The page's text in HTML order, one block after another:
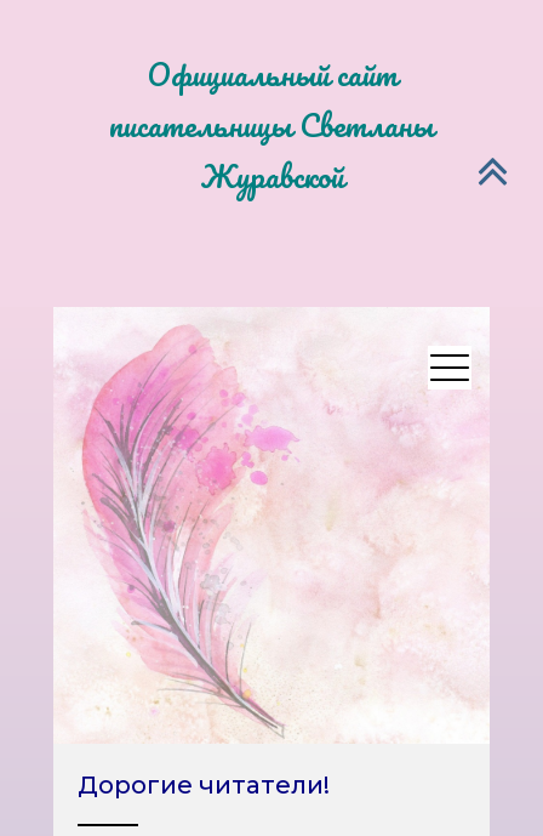
Официальный сайт
писательницы Светланы
Журавской
Дорогие читатели!